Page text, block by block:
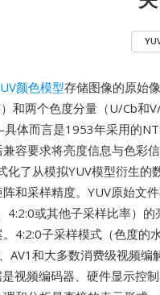
颜色模型存储图像的原始
）和两个色度分量（U/Cb
体而言是1953年采用的
容要求将亮度信息与色彩
化了从模拟YUV模型衍生
阵和采样精度。YUV原始
4:2:0或其他子采样比率）
4:2:0子采样模式（色度的
AV1和大多数消费级视频编
视频编码器、硬件显示控